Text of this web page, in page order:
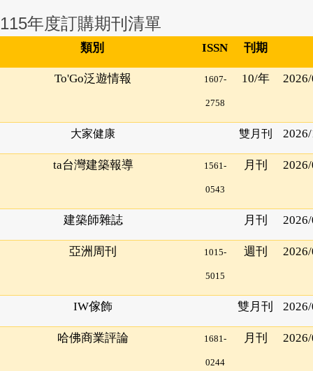
115年度訂購期刊清單
類別 ISSN 刊期
To'Go泛遊情報 1607-
2758
10/年
大家健康 雙月刊
ta台灣建築報導 1561-
0543
月刊
建築師雜誌 月刊
亞洲周刊 1015-
5015
週刊
IW傢飾 雙月刊
哈佛商業評論 1681-
0244
月刊